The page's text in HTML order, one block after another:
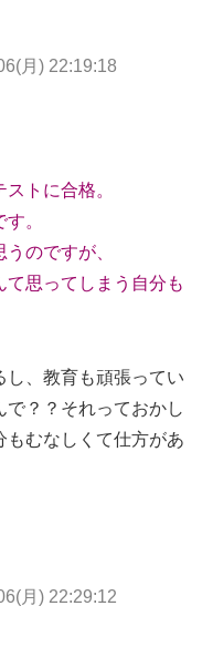
月) 22:19:18
トに合格。
。
のですが、
思ってしまう自分も
し、教育も頑張ってい
で？？それっておかし
もむなしくて仕方があ
月) 22:29:12